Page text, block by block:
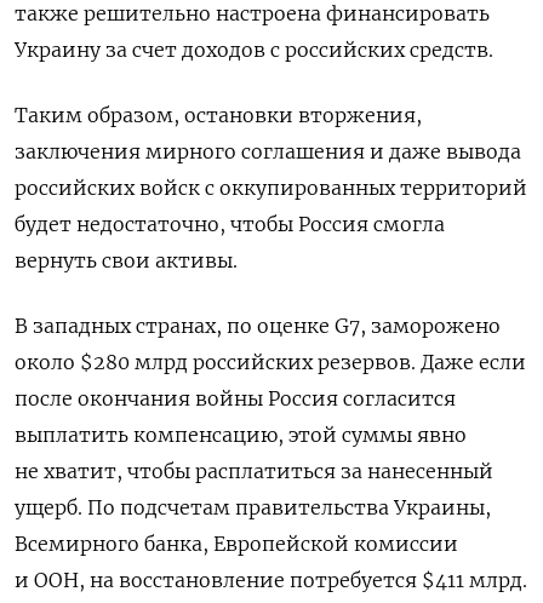
также решительно настроена финансировать
Украину за счет доходов с российских средств.
Таким образом, остановки вторжения,
заключения мирного соглашения и даже вывода
российских войск с оккупированных территорий
будет недостаточно, чтобы Россия смогла
вернуть свои активы.
В западных странах, по оценке G7, заморожено
около $280 млрд российских резервов. Даже если
после окончания войны Россия согласится
выплатить компенсацию, этой суммы явно
не хватит, чтобы расплатиться за нанесенный
ущерб. По подсчетам правительства Украины,
Всемирного банка, Европейской комиссии
и ООН, на восстановление потребуется $411 млрд.